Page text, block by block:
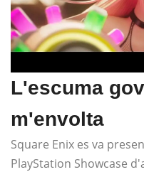
L'escuma
m'envolta
Square Enix es va
PlayStation Showcase